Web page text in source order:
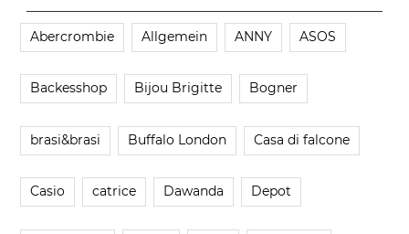
Abercrombie Allgemein ANNY ASOS
Backesshop Bijou Brigitte Bogner
brasi&brasi Buffalo London Casa di falcone
Casio catrice Dawanda Depot